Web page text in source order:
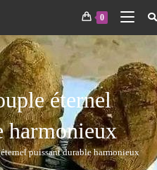
0
éternel
harmonieux
puissant durable harmonieux